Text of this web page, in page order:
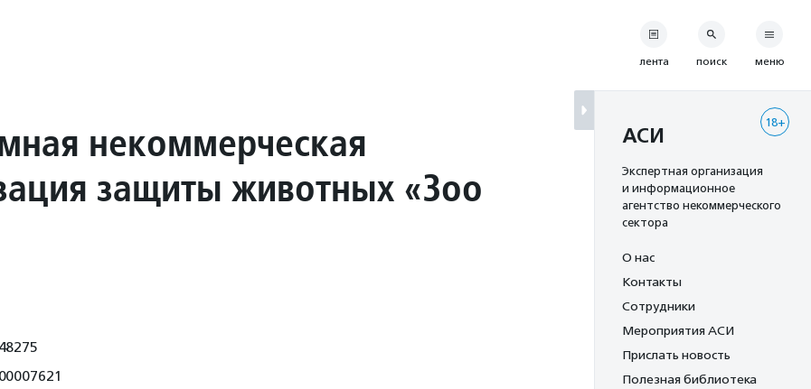
некоммерческая
защиты животных «Зоо
лента поиск меню
18+
АСИ
Экспертная организация
и информационное
агентство некоммерческого
сектора
О нас
Контакты
Сотрудники
Мероприятия АСИ
Прислать новость
Полезная библиотека